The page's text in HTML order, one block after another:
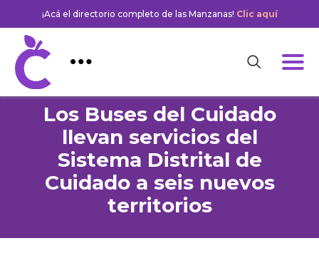
¡Acá el directorio completo de las Manzanas! Clic aquí
Los Buses del Cuidado
llevan servicios del
Sistema Distrital de
Cuidado a seis nuevos
territorios